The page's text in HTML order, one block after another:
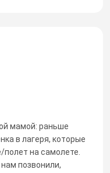
мамой: раньше
в лагеря, которые
на самолете.
позвонили,